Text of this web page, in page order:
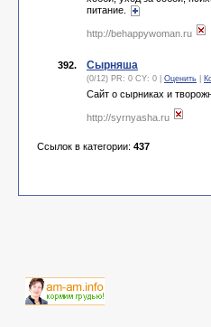
питание.
http://behappywoman.ru
392. Сырняша
(0/12) PR: 0 CY: 0 | Оценить
Сайт о сырниках и
http://syrnyasha.ru
Ссылок в категории: 437